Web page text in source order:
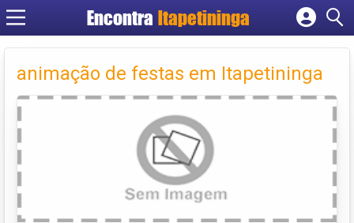
Encontra Itapetininga
Cadastrar empresa
Criar conta
animação de festas em Itapetininga